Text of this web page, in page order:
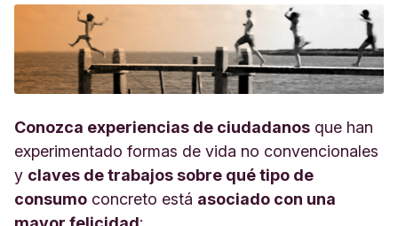
Conozca experiencias de ciudadanos que han
experimentado formas de vida no convencionales
y claves de trabajos sobre qué tipo de
consumo concreto está asociado con una